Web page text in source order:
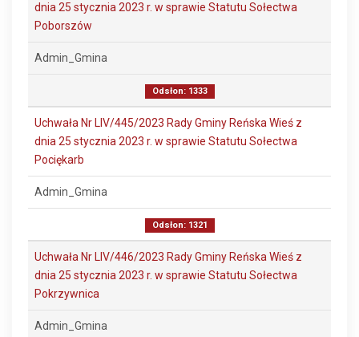
dnia 25 stycznia 2023 r. w sprawie Statutu Sołectwa
Poborszów
Admin_Gmina
Odsłon: 1333
Uchwała Nr LIV/445/2023 Rady Gminy Reńska Wieś z
dnia 25 stycznia 2023 r. w sprawie Statutu Sołectwa
Pociękarb
Admin_Gmina
Odsłon: 1321
Uchwała Nr LIV/446/2023 Rady Gminy Reńska Wieś z
dnia 25 stycznia 2023 r. w sprawie Statutu Sołectwa
Pokrzywnica
Admin_Gmina